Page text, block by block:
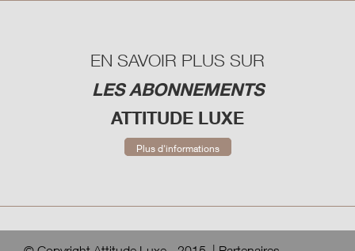
EN SAVOIR PLUS SUR
LES ABONNEMENTS
ATTITUDE LUXE
Plus d'informations